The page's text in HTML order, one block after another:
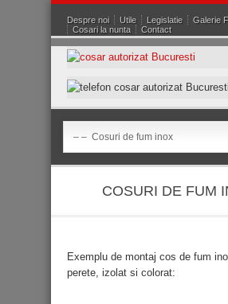
Despre noi Utile Legislatie
Galerie
Cosari la nunta
Contact
COSURI DE FUM
Exemplu de montaj cos de fum
perete, izolat si colorat: